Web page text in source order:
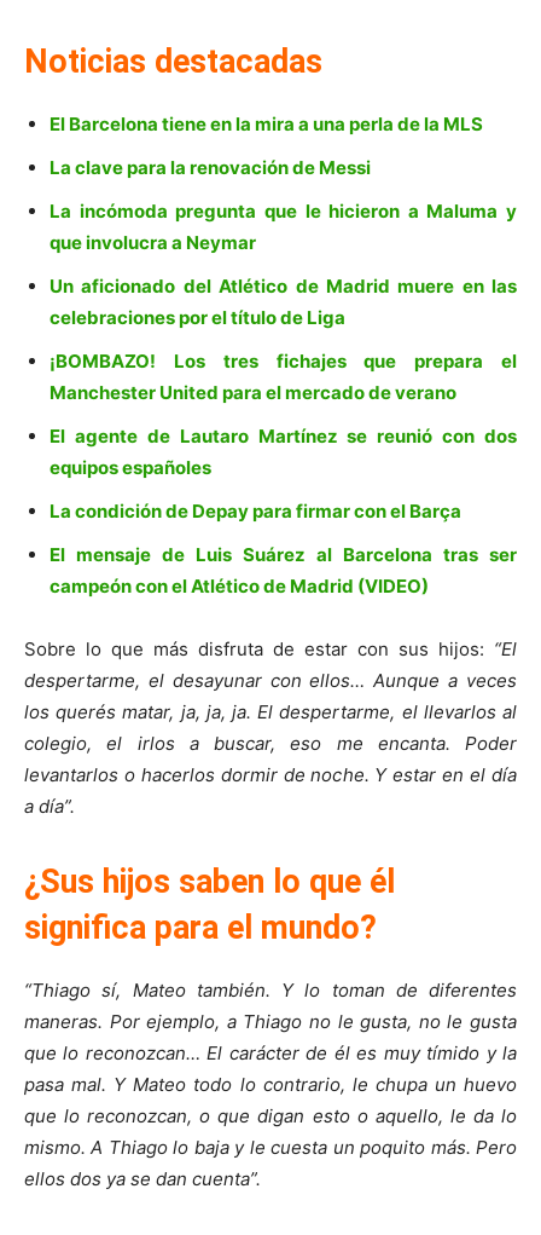
Noticias destacadas
El Barcelona tiene en la mira a una perla de la MLS
La clave para la renovación de Messi
La incómoda pregunta que le hicieron a Maluma y
que involucra a Neymar
Un aficionado del Atlético de Madrid muere en las
celebraciones por el título de Liga
¡BOMBAZO! Los tres fichajes que prepara el
Manchester United para el mercado de verano
El agente de Lautaro Martínez se reunió con dos
equipos españoles
La condición de Depay para firmar con el Barça
El mensaje de Luis Suárez al Barcelona tras ser
campeón con el Atlético de Madrid (VIDEO)
Sobre lo que más disfruta de estar con sus hijos: “El
despertarme, el desayunar con ellos… Aunque a veces
los querés matar, ja, ja, ja. El despertarme, el llevarlos al
colegio, el irlos a buscar, eso me encanta. Poder
levantarlos o hacerlos dormir de noche. Y estar en el día
a día”.
¿Sus hijos saben lo que él
significa para el mundo?
“Thiago sí, Mateo también. Y lo toman de diferentes
maneras. Por ejemplo, a Thiago no le gusta, no le gusta
que lo reconozcan… El carácter de él es muy tímido y la
pasa mal. Y Mateo todo lo contrario, le chupa un huevo
que lo reconozcan, o que digan esto o aquello, le da lo
mismo. A Thiago lo baja y le cuesta un poquito más. Pero
ellos dos ya se dan cuenta”.